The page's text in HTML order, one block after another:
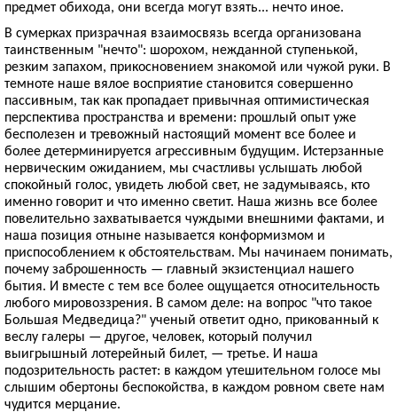
предмет обихода, они всегда могут взять... нечто иное.
В сумерках призрачная взаимосвязь всегда организована
таинственным "нечто": шорохом, нежданной ступенькой,
резким запахом, прикосновением знакомой или чужой руки. В
темноте наше вялое восприятие становится совершенно
пассивным, так как пропадает привычная оптимистическая
перспектива пространства и времени: прошлый опыт уже
бесполезен и тревожный настоящий момент все более и
более детерминируется агрессивным будущим. Истерзанные
нервическим ожиданием, мы счастливы услышать любой
спокойный голос, увидеть любой свет, не задумываясь, кто
именно говорит и что именно светит. Наша жизнь все более
повелительно захватывается чуждыми внешними фактами, и
наша позиция отныне называется конформизмом и
приспособлением к обстоятельствам. Мы начинаем понимать,
почему заброшенность — главный экзистенциал нашего
бытия. И вместе с тем все более ощущается относительность
любого мировоззрения. В самом деле: на вопрос "что такое
Большая Медведица?" ученый ответит одно, прикованный к
веслу галеры — другое, человек, который получил
выигрышный лотерейный билет, — третье. И наша
подозрительность растет: в каждом утешительном голосе мы
слышим обертоны беспокойства, в каждом ровном свете нам
чудится мерцание.